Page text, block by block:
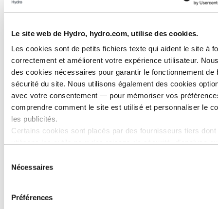
Le site web de Hydro, hydro.com, utilise des cookies.
Les cookies sont de petits fichiers texte qui aident le site à
correctement et améliorent votre expérience utilisateur.
des cookies nécessaires pour garantir le fonctionnement de
sécurité du site. Nous utilisons également des cookies
avec votre consentement — pour mémoriser vos
comprendre comment le site est utilisé et personnaliser le
les publicités.
Certains cookies sont placés par des fournisseurs tiers dont
de votre utilisation de notre site avec d’autres données que
Responsable du traitement des données personnelles
Nécessaires
Préférences
Amélioration continue